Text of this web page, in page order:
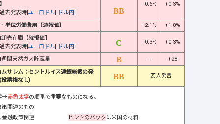
去発表時[ユーロドル][ ドル円]
+0.6% +0.3%
単位労働費用【速報値】 +2.1%
+1.8%
卸売在庫【確報値】
去発表時[ユーロドル][ ドル円]
+0.3% +0.3%
週間天然ガス貯蔵量 -
+28
ムサレム：セントルイス連銀総裁の発
投票権なし)
要人発言
→赤色太字の順番で重要なものになる。
関連のもの
金融政策関連
ピンクのバックは米国の材料